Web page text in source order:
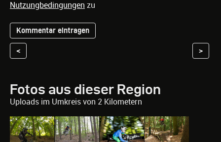
Nutzungbedingungen zu
< >
Fotos aus dieser Region
Uploads im Umkreis von 2 Kilometern